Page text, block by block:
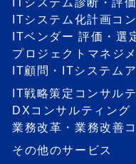
ITシステム診断・評
ITシステム化計画コ
ITベンダー 評価・選
プロジェクトマネジ
IT顧問・ITシステム
IT戦略策定コンサル
DXコンサルティング
業務改革・業務改善
その他のサービス